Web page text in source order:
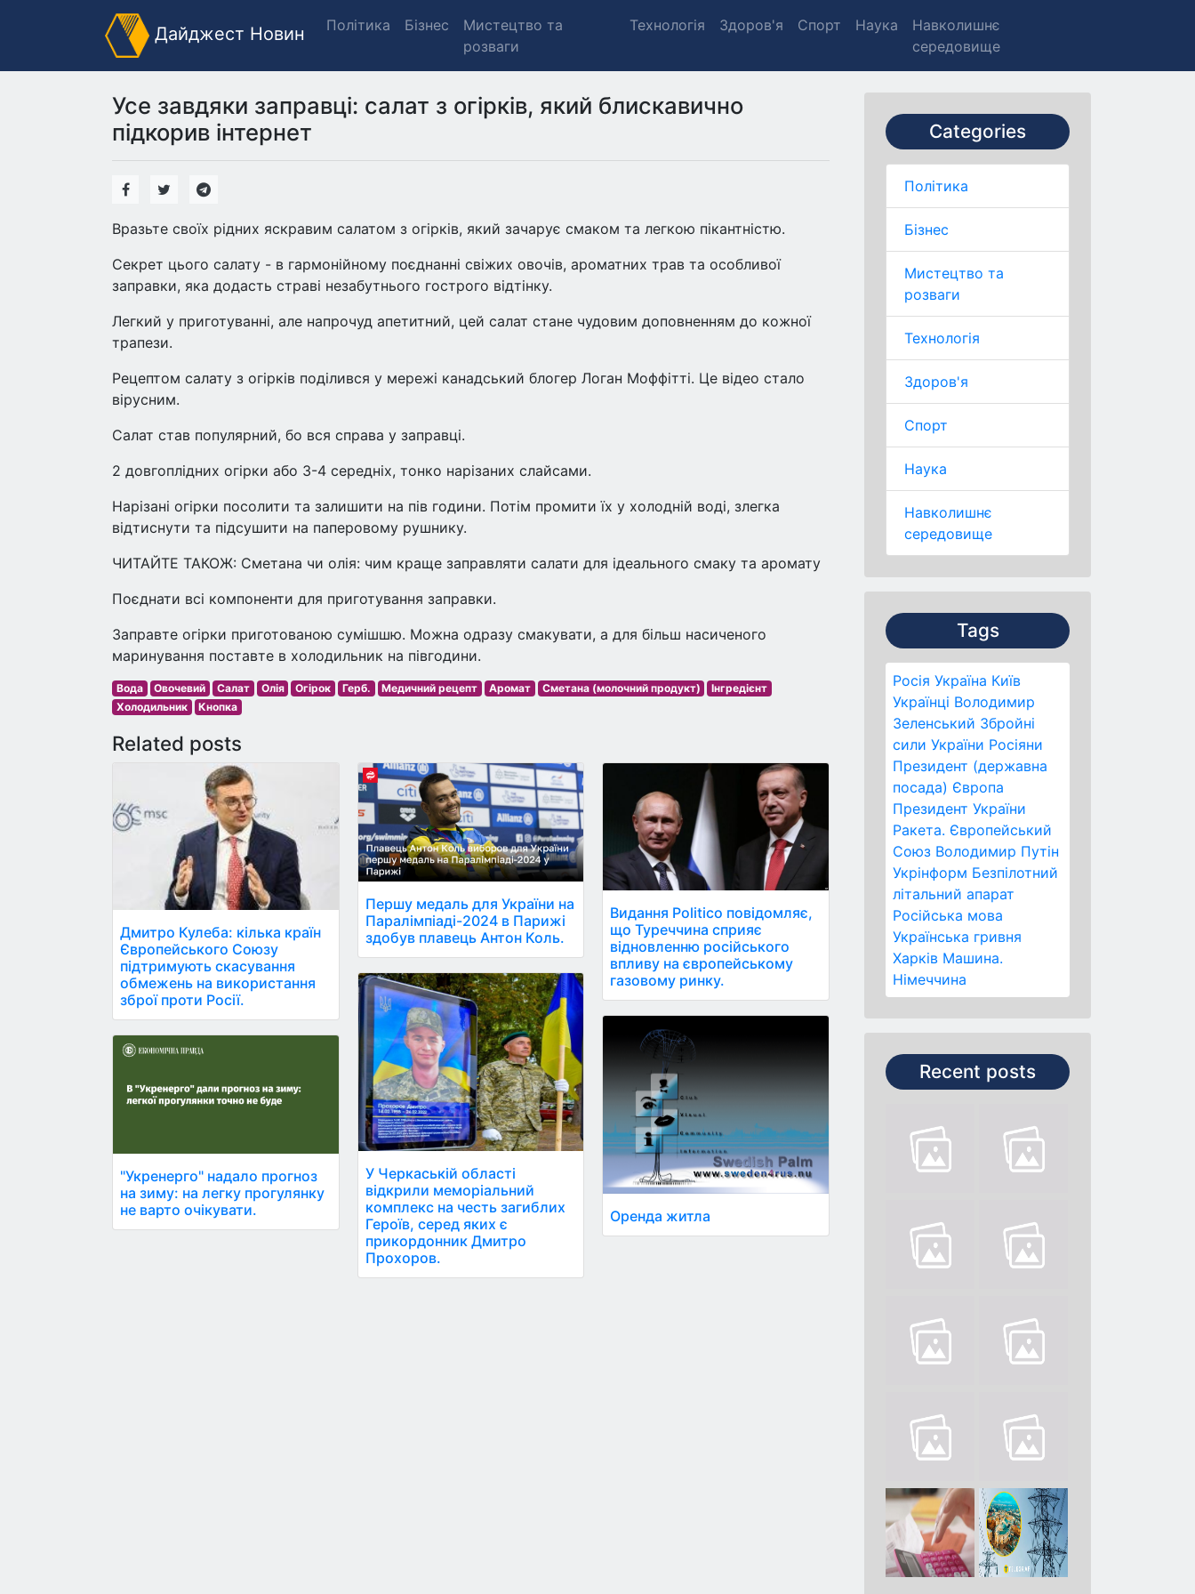
Дайджест Новин Політика Бізнес
Мистецтво та
розваги
Технологія Здоров'я Спорт Наука
Навколишнє
середовище
Categories
Політика
Бізнес
Мистецтво та
розваги
Технологія
Здоров'я
Спорт
Наука
Навколишнє
середовище
Tags
Росія Україна Київ
Українці Володимир
Зеленський Збройні
сили України Росіяни
Президент (державна
посада) Європа
Президент України
Ракета. Європейський
Союз Володимир Путін
Укрінформ Безпілотний
літальний апарат
Російська мова
Українська гривня
Харків Машина.
Німеччина
Recent posts
Усе завдяки заправці: салат з огірків, який блискавично
підкорив інтернет
Вразьте своїх рідних яскравим салатом з огірків, який зачарує смаком та легкою пікантністю.
Секрет цього салату - в гармонійному поєднанні свіжих овочів, ароматних трав та особливої
заправки, яка додасть страві незабутнього гострого відтінку.
Легкий у приготуванні, але напрочуд апетитний, цей салат стане чудовим доповненням до кожної
трапези.
Рецептом салату з огірків поділився у мережі канадський блогер Логан Моффітті. Це відео стало
вірусним.
Салат став популярний, бо вся справа у заправці.
2 довгоплідних огірки або 3-4 середніх, тонко нарізаних слайсами.
Нарізані огірки посолити та залишити на пів години. Потім промити їх у холодній воді, злегка
відтиснути та підсушити на паперовому рушнику.
ЧИТАЙТЕ ТАКОЖ: Сметана чи олія: чим краще заправляти салати для ідеального смаку та аромату
Поєднати всі компоненти для приготування заправки.
Заправте огірки приготованою сумішшю. Можна одразу смакувати, а для більш насиченого
маринування поставте в холодильник на півгодини.
Вода Овочевий Салат Олія Огірок Герб. Медичний рецепт Аромат Сметана (молочний продукт)
Інгредієнт
Холодильник
Кнопка
Related posts
Дмитро Кулеба: кілька країн
Європейського Союзу
підтримують скасування
обмежень на використання
зброї проти Росії.
"Укренерго" надало прогноз
на зиму: на легку прогулянку
не варто очікувати.
Першу медаль для України на
Паралімпіаді-2024 в Парижі
здобув плавець Антон Коль.
У Черкаській області
відкрили меморіальний
комплекс на честь загиблих
Героїв, серед яких є
прикордонник Дмитро
Прохоров.
Видання Politico повідомляє,
що Туреччина сприяє
відновленню російського
впливу на європейському
газовому ринку.
Оренда житла